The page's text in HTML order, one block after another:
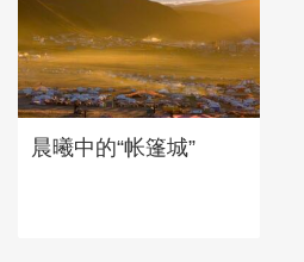
晨曦中的“帐篷城”